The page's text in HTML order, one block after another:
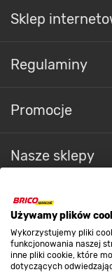
Używamy plików
Wykorzystujemy pliki
funkcjonowania naszej
inne pliki cookie, które
dotyczących
Sklep
Regulaminy
Promocje
Nasze sklepy
O nas
Kontakt do